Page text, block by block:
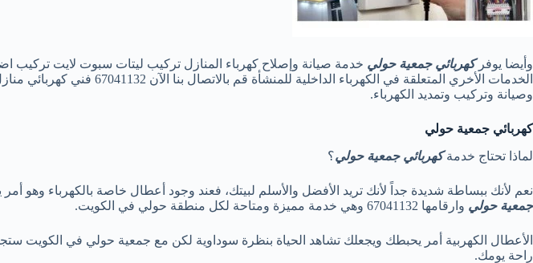
وأيضا يوفركهربائي جمعية حولي خدمة صيانة وإصلاح كهرباء المنازل تركيب ليتات سبوت لايت
وصيانة وتركيب وتمديد الكهرباء.
كهربائي جمعية حولي
لماذا تحتاج خدمةكهربائي جمعية حولي؟
نعم لأنك ببساطة شديدة جداً لأنك تريد الأفضل والأسلم لبيتك، فعند وجود أعطال خاصة بالكهرباء
جمعية حولي وارقامها 67041132 وهي خدمة مميزة ومتاحة لكل منطقة حولي في الكويت.
الأعطال الكهربية أمر يحبطك ويجعلك تشاهد الحياة بنظرة سوداوية لكن مع جمعية حولي في الكويت
راحة يومك.